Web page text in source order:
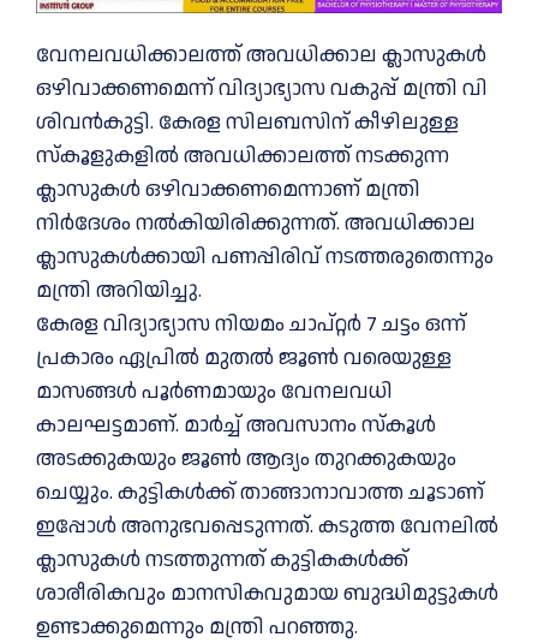
വേനലവധിക്കാലത്ത് അവധിക്കാല ക്ലാസുകള്‍
ഒഴിവാക്കണമെന്ന് വിദ്യാഭ്യാസ വകുപ്പ് മന്ത്രി വി
ശിവന്‍കുട്ടി. കേരള സിലബസിന് കീഴിലുള്ള
സ്‌കൂളുകളില്‍ അവധിക്കാലത്ത് നടക്കുന്ന
ക്ലാസുകള്‍ ഒഴിവാക്കണമെന്നാണ് മന്ത്രി
നിര്‍ദേശം നല്‍കിയിരിക്കുന്നത്. അവധിക്കാല
ക്ലാസുകള്‍ക്കായി പണപ്പിരിവ് നടത്തരുതെന്നും
മന്ത്രി അറിയിച്ചു.
കേരള വിദ്യാഭ്യാസ നിയമം ചാപ്റ്റര്‍ 7 ചട്ടം ഒന്ന്
പ്രകാരം ഏപ്രില്‍ മുതല്‍ ജൂണ്‍ വരെയുള്ള
മാസങ്ങള്‍ പൂര്‍ണമായും വേനലവധി
കാലഘട്ടമാണ്. മാര്‍ച്ച്‌ അവസാനം സ്‌കൂള്‍
അടക്കുകയും ജൂണ്‍ ആദ്യം തുറക്കുകയും
ചെയ്യും. കുട്ടികള്‍ക്ക് താങ്ങാനാവാത്ത ചൂടാണ്
ഇപ്പോള്‍ അനുഭവപ്പെടുന്നത്. കടുത്ത വേനലില്‍
ക്ലാസുകള്‍ നടത്തുന്നത് കുട്ടികകള്‍ക്ക്
ശാരീരികവും മാനസികവുമായ ബുദ്ധിമുട്ടുകള്‍
ഉണ്ടാക്കുമെന്നും മന്ത്രി പറഞ്ഞു.